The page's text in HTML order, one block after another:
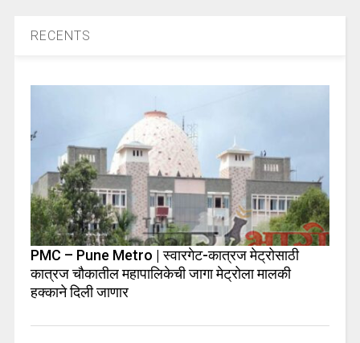
RECENTS
PMC – Pune Metro | स्वारगेट-कात्रज मेट्रोसाठी
कात्रज चौकातील महापालिकेची जागा मेट्रोला मालकी
हक्काने दिली जाणार